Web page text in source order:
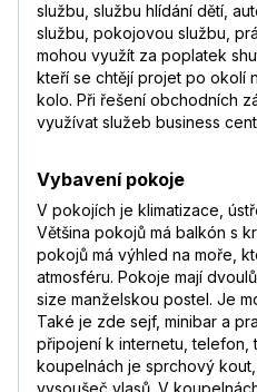
službu, službu hlídání dětí,
službu, pokojovou službu,
mohou využít za poplatek
kteří se chtějí projet po okolí
kolo. Při řešení obchodních
využívat služeb business
Vybavení pokoje
V pokojích je klimatizace,
Většina pokojů má balkón s
pokojů má výhled na moře,
atmosféru. Pokoje mají
size manželskou postel. Je
Také je zde sejf, minibar a
připojení k internetu, telefon,
koupelnách je sprchový